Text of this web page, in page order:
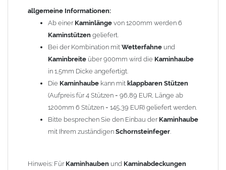
allgemeine Informationen:
Ab einer Kaminlänge von 1200mm werden 6
Kaminstützen geliefert.
Bei der Kombination mit Wetterfahne und
Kaminbreite über 900mm wird die Kaminhaube
in 1,5mm Dicke angefertigt.
Die Kaminhaube kann mit klappbaren Stützen
(Aufpreis für 4 Stützen = 96,89 EUR, Länge ab
1200mm 6 Stützen = 145,39 EUR) geliefert werden.
Bitte besprechen Sie den Einbau der Kaminhaube
mit Ihrem zuständigen Schornsteinfeger.
Hinweis: Für Kaminhauben und Kaminabdeckungen